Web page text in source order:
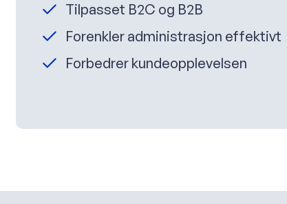
Tilpasset B2C og B2B
Forenkler administrasjon effektivt
Forbedrer kundeopplevelsen